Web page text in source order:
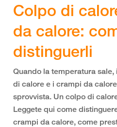
Colpo di
da calore:
distinguerli
Quando la temperatura
di calore e i crampi da
sprovvista. Un colpo di
Leggete qui come
crampi da calore, come